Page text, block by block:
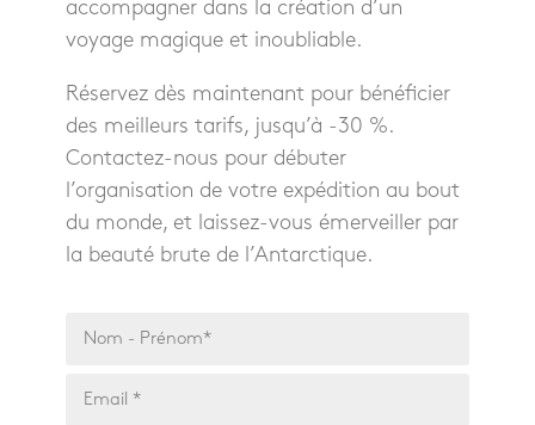
accompagner dans la création d’un
voyage magique et inoubliable.
Réservez dès maintenant pour bénéficier
des meilleurs tarifs, jusqu’à -30 %.
Contactez-nous pour débuter
l’organisation de votre expédition au bout
du monde, et laissez-vous émerveiller par
la beauté brute de l’Antarctique.